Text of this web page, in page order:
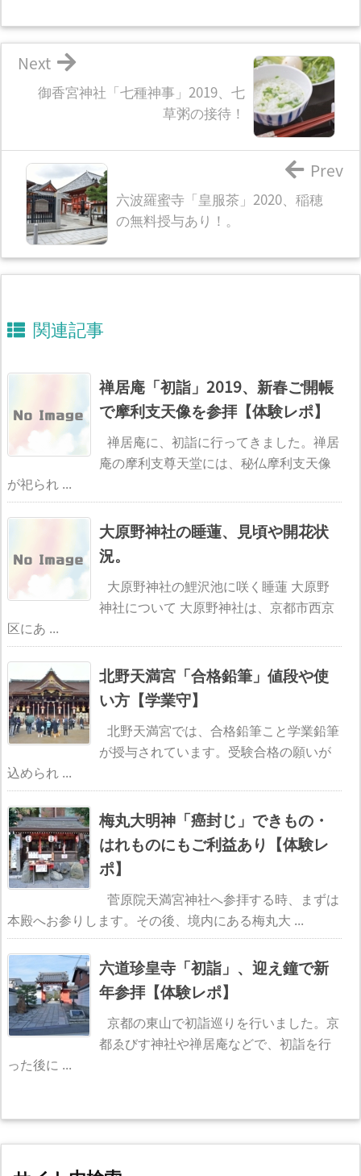
御香宮神社「七種神事」2019、七
草粥の接待！
Next
六波羅蜜寺「皇服茶」2020、稲穂
の無料授与あり！。
Prev
関連記事
禅居庵「初詣」2019、新春ご開帳
で摩利支天像を参拝【体験レポ】
禅居庵に、初詣に行ってきました。禅居
庵の摩利支尊天堂には、秘仏摩利支天像
が祀られ ...
大原野神社の睡蓮、見頃や開花状
況。
大原野神社の鯉沢池に咲く睡蓮 大原野
神社について 大原野神社は、京都市西京
区にあ ...
北野天満宮「合格鉛筆」値段や使
い方【学業守】
北野天満宮では、合格鉛筆こと学業鉛筆
が授与されています。受験合格の願いが
込められ ...
梅丸大明神「癌封じ」できもの・
はれものにもご利益あり【体験レ
ポ】
菅原院天満宮神社へ参拝する時、まずは
本殿へお参りします。その後、境内にある梅丸大 ...
六道珍皇寺「初詣」、迎え鐘で新
年参拝【体験レポ】
京都の東山で初詣巡りを行いました。京
都ゑびす神社や禅居庵などで、初詣を行
った後に ...